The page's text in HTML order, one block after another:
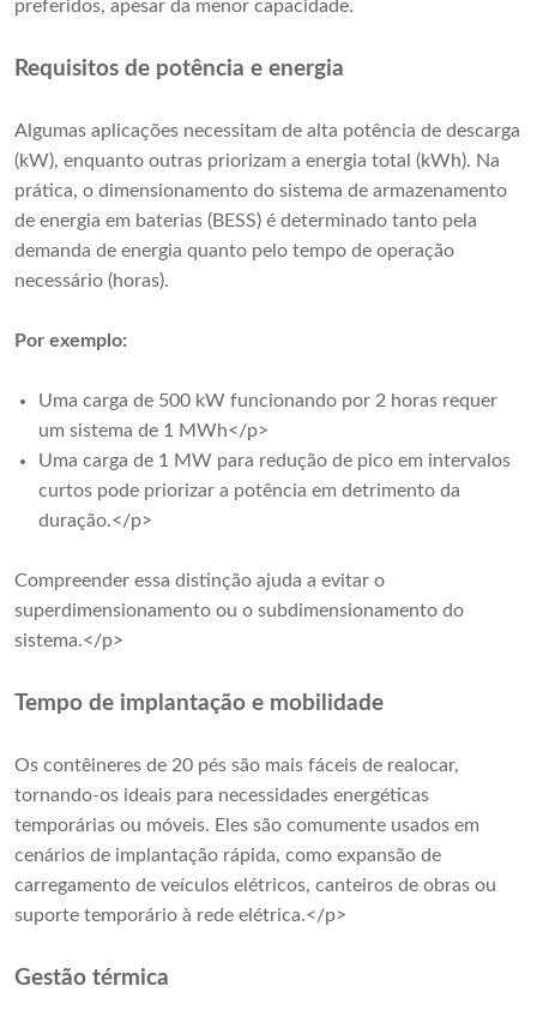
preferidos, apesar da menor capacidade.
Requisitos de potência e energia
Algumas aplicações necessitam de alta potência de descarga
(kW), enquanto outras priorizam a energia total (kWh). Na
prática, o dimensionamento do sistema de armazenamento
de energia em baterias (BESS) é determinado tanto pela
demanda de energia quanto pelo tempo de operação
necessário (horas).
Por exemplo:
Uma carga de 500 kW funcionando por 2 horas requer
um sistema de 1 MWh</p>
Uma carga de 1 MW para redução de pico em intervalos
curtos pode priorizar a potência em detrimento da
duração.</p>
Compreender essa distinção ajuda a evitar o
superdimensionamento ou o subdimensionamento do
sistema.</p>
Tempo de implantação e mobilidade
Os contêineres de 20 pés são mais fáceis de realocar,
tornando-os ideais para necessidades energéticas
temporárias ou móveis. Eles são comumente usados ​​em
cenários de implantação rápida, como expansão de
carregamento de veículos elétricos, canteiros de obras ou
suporte temporário à rede elétrica.</p>
Gestão térmica